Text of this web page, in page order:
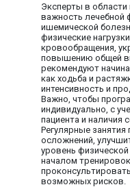
Эксперты в
важность лечебной
ишемической
физические
кровообращения,
повышению общей
рекомендуют
как ходьба и
интенсивность и
Важно, чтобы
индивидуально, с
пациента и наличия
Регулярные
осложнений,
уровень
началом
возможных рисков.